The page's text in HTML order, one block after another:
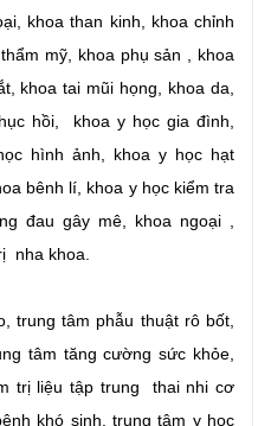
khoa than kinh, khoa chỉnh
mỹ, khoa phụ sản , khoa
khoa tai mũi họng, khoa da,
hồi, khoa y học gia đình,
hình ảnh, khoa y học hạt
bênh lí, khoa y học kiểm tra
đau gây mê, khoa ngoại ,
nha khoa.
trung tâm phẫu thuật rô bốt,
tâm tăng cường sức khỏe,
trị liệu tập trung thai nhi cơ
khó sinh, trung tâm y học